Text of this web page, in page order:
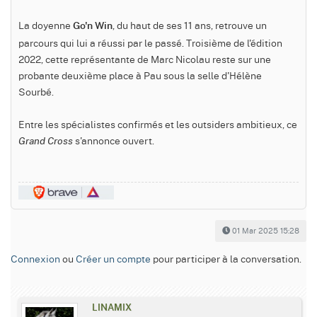
La doyenne Go'n Win , du haut de ses 11 ans, retrouve un
parcours qui lui a réussi par le passé. Troisième de l'édition
2022, cette représentante de Marc Nicolau reste sur une
probante deuxième place à Pau sous la selle d'Hélène
Sourbé.
Entre les spécialistes confirmés et les outsiders ambitieux, ce
Grand Cross s'annonce ouvert.
01 Mar 2025 15:28
Connexion ou Créer un compte pour participer à la conversation.
LINAMIX